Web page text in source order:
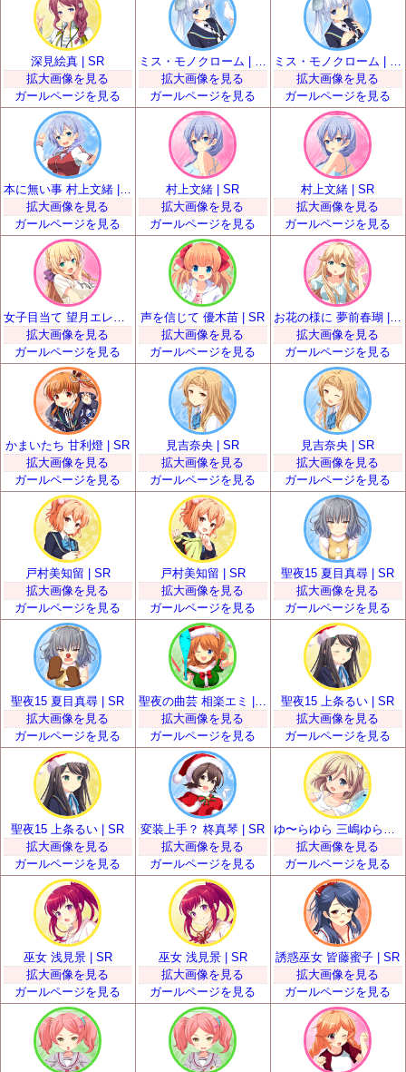
深見絵真 | SR
拡大画像を見る
ガールページを見る
拡大画像を見る
ガールページを見る
拡大画像を見る
ガールページを見る
拡大画像を見る
ガールページを見る
村上文緒 | SR
拡大画像を見る
ガールページを見る
村上文緒 | SR
拡大画像を見る
ガールページを見る
拡大画像を見る
ガールページを見る
声を信じて 優木苗 | SR
拡大画像を見る
ガールページを見る
お花の様に 夢前春瑚 | SR
拡大画像を見る
ガールページを見る
かまいたち 甘利燈 | SR
拡大画像を見る
ガールページを見る
見吉奈央 | SR
拡大画像を見る
ガールページを見る
見吉奈央 | SR
拡大画像を見る
ガールページを見る
戸村美知留 | SR
拡大画像を見る
ガールページを見る
戸村美知留 | SR
拡大画像を見る
ガールページを見る
聖夜15 夏目真尋 | SR
拡大画像を見る
ガールページを見る
聖夜15 夏目真尋 | SR
拡大画像を見る
ガールページを見る
聖夜の曲芸 相楽エミ | SR
拡大画像を見る
ガールページを見る
聖夜15 上条るい | SR
拡大画像を見る
ガールページを見る
聖夜15 上条るい | SR
拡大画像を見る
ガールページを見る
変装上手？ 柊真琴 | SR
拡大画像を見る
ガールページを見る
拡大画像を見る
ガールページを見る
巫女 浅見景 | SR
拡大画像を見る
ガールページを見る
巫女 浅見景 | SR
拡大画像を見る
ガールページを見る
誘惑巫女 皆藤蜜子 | SR
拡大画像を見る
ガールページを見る